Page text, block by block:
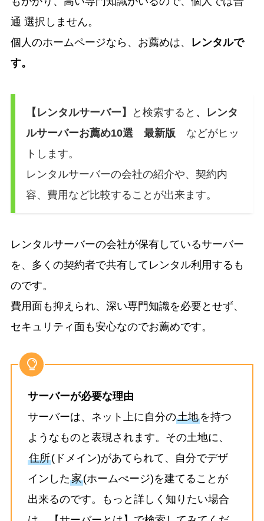
通 選択しません。
個人のホームページなら、お薦めは、
レンタルで
す。
【レンタルサーバー】 と検索すると 、レンタ
ルサーバーお薦め10選 最新版 などがヒッ
トします。
レンタルサーバーの会社の紹介や、契約内
容、費用など比較することが出来ます。
レンタルサーバーの会社が保有しているサーバー
を、多くの契約者で共有してレンタル利用するも
のです。
費用面も抑えられ、深い専門知識を必要とせず、
セキュリティ面も安心なのでお薦めです。
サーバーが必要な理由
サーバーは、ネット上に自分の土地を持つ
ようなものと表現されます。その土地に、
住所(ドメイン)があてられて、自分でデザ
インした家(ホームぺージ)を建てることが
出来るのです。もっと詳しく知りたい場合